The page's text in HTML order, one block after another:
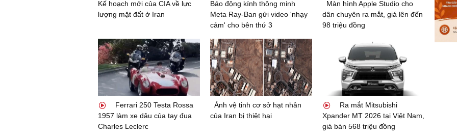
Kế hoạch mới của CIA về lực
lượng mặt đất ở Iran
Báo động kính thông minh
Meta Ray-Ban gửi video 'nhạy
cảm' cho bên thứ 3
Màn hình Apple Studio cho
dân chuyên ra mắt, giá lên đến
98 triệu đồng
Ferrari 250 Testa Rossa
1957 làm xe dâu của tay đua
Charles Leclerc
Ảnh vệ tinh cơ sở hạt nhân
của Iran bị thiệt hại
Ra mắt Mitsubishi
Xpander MT 2026 tại Việt Nam,
giá bán 568 triệu đồng